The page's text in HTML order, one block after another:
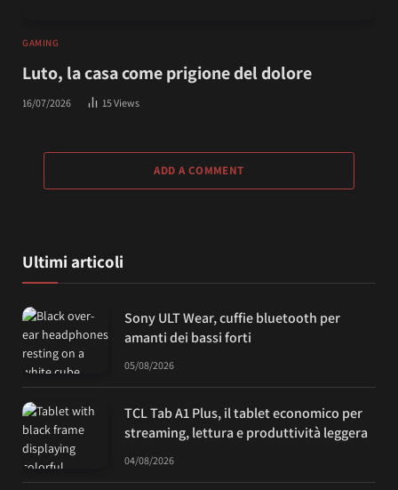
GAMING
Luto, la casa come prigione del dolore
16/07/2026 15Views
ADD A COMMENT
Ultimi articoli
Sony ULT Wear, cuffie bluetooth per
amanti dei bassi forti
05/08/2026
TCL Tab A1 Plus, il tablet economico per
streaming, lettura e produttività leggera
04/08/2026